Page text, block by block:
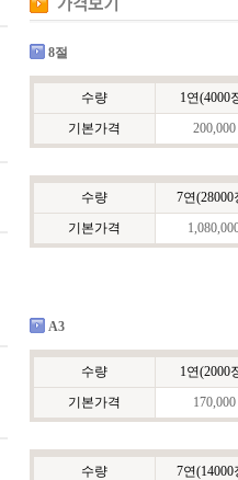
8절
수량
1연(4000
기본가격
200,000
수량
7연(28000
기본가격
A3
수량
1연(2000
기본가격
170,000
수량
7연(14000